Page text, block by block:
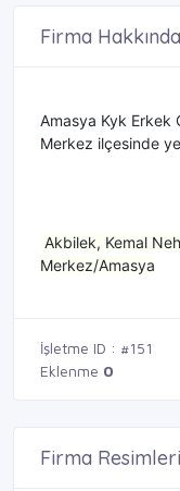
Firma Hakkında
Amasya Kyk Erkek
Merkez ilçesinde
Akbilek, Kemal
Merkez/Amasya
İşletme ID : #151
Eklenme 0
Firma Resimleri